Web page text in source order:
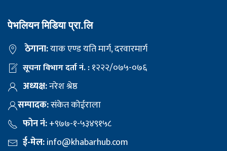
पेभलियन मिडिया प्रा.लि
ठेगाना:याक एण्ड यति मार्ग, दरवारमार्ग
सूचना विभाग दर्ता नं. :१२२२/०७५-०७६
अध्यक्ष:नरेश श्रेष्ठ
सम्पादक:संकेत कोईराला
फोन नं:+९७७-१-५३४९१५८
ई-मेल:info@khabarhub.com